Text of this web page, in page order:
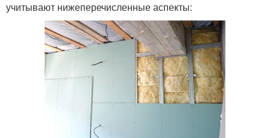
учитывают нижеперечисленные аспекты: